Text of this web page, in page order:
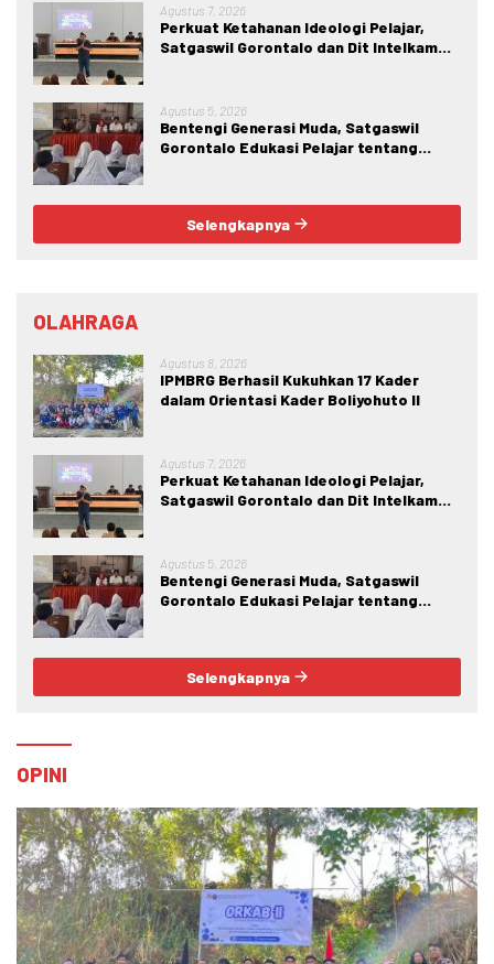
Agustus 7, 2026
Perkuat Ketahanan Ideologi Pelajar,
Satgaswil Gorontalo dan Dit Intelkam
Kabila
Agustus 5, 2026
Bentengi Generasi Muda, Satgaswil
Gorontalo Edukasi Pelajar tentang
Selengkapnya
OLAHRAGA
Agustus 8, 2026
IPMBRG Berhasil Kukuhkan 17 Kader
dalam Orientasi Kader Boliyohuto II
Agustus 7, 2026
Perkuat Ketahanan Ideologi Pelajar,
Satgaswil Gorontalo dan Dit Intelkam
Kabila
Agustus 5, 2026
Bentengi Generasi Muda, Satgaswil
Gorontalo Edukasi Pelajar tentang
Selengkapnya
OPINI